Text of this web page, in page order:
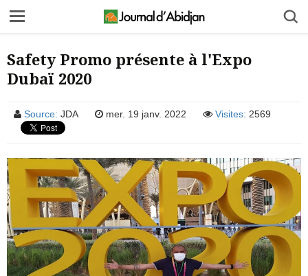
Safety Promo présente à l'Expo
Dubaï 2020
Source: JDA mer. 19 janv. 2022 Visites: 2569